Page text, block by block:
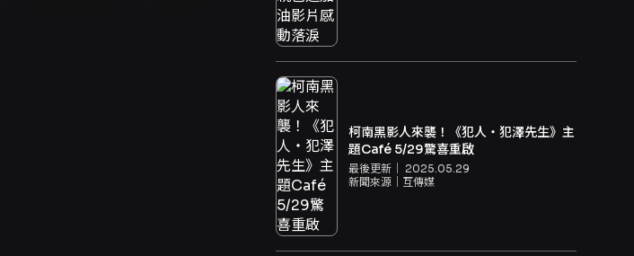
柯南黑影人來襲！《犯人‧犯澤先生》主
題Café 5/29驚喜重啟
最後更新｜ 2025.05.29
新聞來源｜ 互傳媒